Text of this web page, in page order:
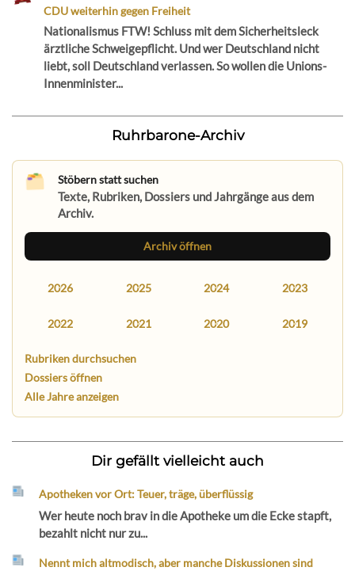
CDU weiterhin gegen Freiheit
Nationalismus FTW! Schluss mit dem Sicherheitsleck
ärztliche Schweigepflicht. Und wer Deutschland nicht
liebt, soll Deutschland verlassen. So wollen die Unions-
Innenminister...
Ruhrbarone-Archiv
Stöbern statt suchen
Texte, Rubriken, Dossiers und Jahrgänge aus dem
Archiv.
Archiv öffnen
2026 2025 2024 2023
2022 2021 2020 2019
Rubriken durchsuchen
Dossiers öffnen
Alle Jahre anzeigen
Dir gefällt vielleicht auch
Apotheken vor Ort: Teuer, träge, überflüssig
Wer heute noch brav in die Apotheke um die Ecke stapft,
bezahlt nicht nur zu...
Nennt mich altmodisch, aber manche Diskussionen sind